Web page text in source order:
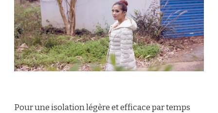
Pour une isolation légère et efficace par temps